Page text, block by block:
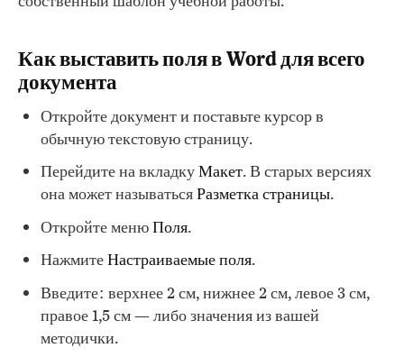
Как выставить поля в Word для всего
документа
Откройте документ и поставьте курсор в
обычную текстовую страницу.
Перейдите на вкладкуМакет. В старых версиях
она может называтьсяРазметка страницы.
Откройте менюПоля.
НажмитеНастраиваемые поля.
Введите: верхнее 2 см, нижнее 2 см, левое 3 см,
правое 1,5 см — либо значения из вашей
методички.